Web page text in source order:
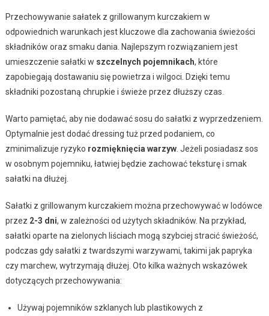
Przechowywanie sałatek z grillowanym kurczakiem w
odpowiednich warunkach jest kluczowe dla zachowania świeżości
składników oraz smaku dania. Najlepszym rozwiązaniem jest
umieszczenie sałatki w szczelnych pojemnikach, które
zapobiegają dostawaniu się powietrza i wilgoci. Dzięki temu
składniki pozostaną chrupkie i świeże przez dłuższy czas.
Warto pamiętać, aby nie dodawać sosu do sałatki z wyprzedzeniem.
Optymalnie jest dodać dressing tuż przed podaniem, co
zminimalizuje ryzyko rozmięknięcia warzyw. Jeżeli posiadasz sos
w osobnym pojemniku, łatwiej będzie zachować teksturę i smak
sałatki na dłużej.
Sałatki z grillowanym kurczakiem można przechowywać w lodówce
przez 2-3 dni, w zależności od użytych składników. Na przykład,
sałatki oparte na zielonych liściach mogą szybciej stracić świeżość,
podczas gdy sałatki z twardszymi warzywami, takimi jak papryka
czy marchew, wytrzymają dłużej. Oto kilka ważnych wskazówek
dotyczących przechowywania:
Używaj pojemników szklanych lub plastikowych z